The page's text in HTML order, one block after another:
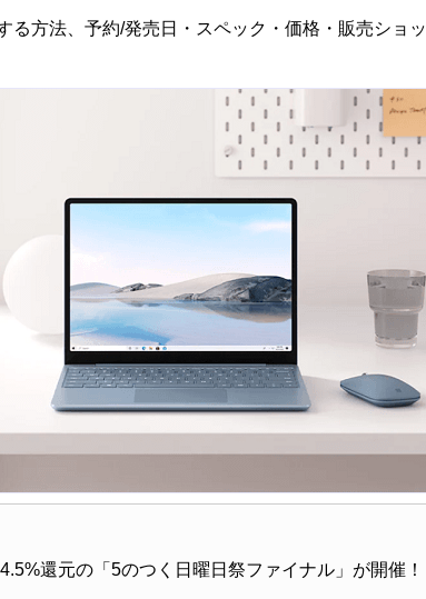
る方法、予約/発売日・スペック・価格・販売ショッ
還元の「5のつく日曜日祭ファイナル」が開催！